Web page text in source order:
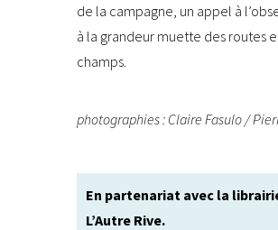
de la campagne, un appel à
à la grandeur muette des routes
champs.
photographies : Claire Fasulo /
En partenariat avec la
L’Autre Rive.